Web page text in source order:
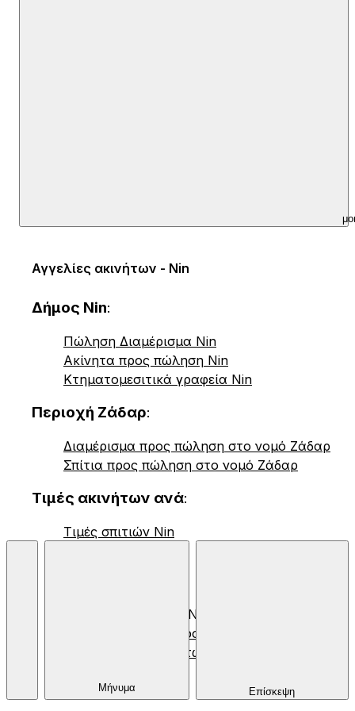
Αγγελίες ακινήτων - Nin
Δήμος Nin:
Πώληση Διαμέρισμα Nin
Ακίνητα προς πώληση Nin
Κτηματομεσιτικά γραφεία Nin
Περιοχή Ζάδαρ:
Διαμέρισμα προς πώληση στο νομό Ζάδαρ
Σπίτια προς πώληση στο νομό Ζάδαρ
Τιμές ακινήτων ανά:
Τιμές σπιτιών Nin
© 2026 Nekretnine.hr |
Προσωπικά Δεδομένα
Χρήση των cookies
Μήνυμα Επίσκεψη